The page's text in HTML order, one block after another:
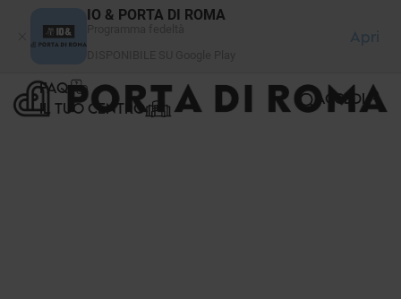
IO & PORTA DI ROMA
Apri
FAQ
IL TUO CENTRO
ACCEDI
Pannello di gestione dei cookies